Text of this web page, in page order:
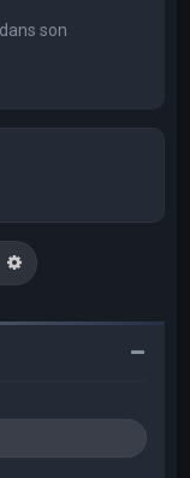
son
Recherche avancée